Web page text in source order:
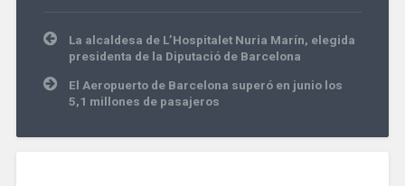
Navegación
de
entradas
La alcaldesa de L’Hospitalet Nuria Marín, elegida
presidenta de la Diputació de Barcelona
El Aeropuerto de Barcelona superó en junio los
5,1 millones de pasajeros